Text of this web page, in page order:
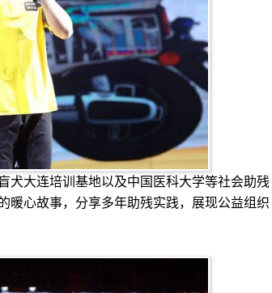
大连培训基地以及中国医科大学等社会助残
暖心故事，分享多年助残实践，展现公益组织